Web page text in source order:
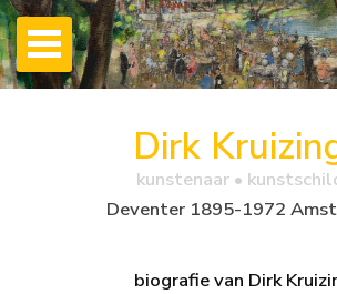
Dirk
kunstenaar •
Deventer 1895-1972
biografie van Dirk